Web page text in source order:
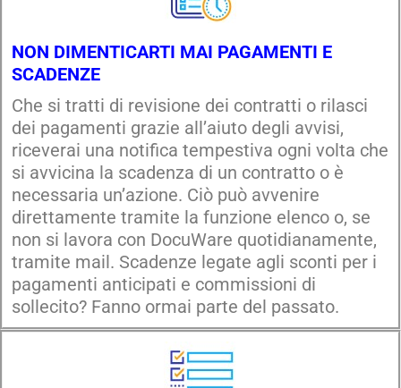
NON DIMENTICARTI MAI PAGAMENTI E
SCADENZE
Che si tratti di revisione dei contratti o rilasci
dei pagamenti grazie all’aiuto degli avvisi,
riceverai una notifica tempestiva ogni volta che
si avvicina la scadenza di un contratto o è
necessaria un’azione. Ciò può avvenire
direttamente tramite la funzione elenco o, se
non si lavora con DocuWare quotidianamente,
tramite mail. Scadenze legate agli sconti per i
pagamenti anticipati e commissioni di
sollecito? Fanno ormai parte del passato.